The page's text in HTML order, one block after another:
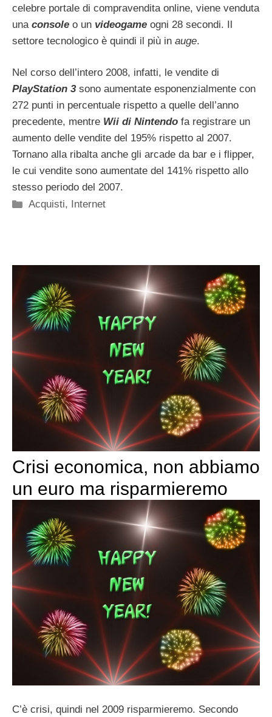
celebre portale di compravendita online, viene venduta
una console o un videogame ogni 28 secondi. Il
settore tecnologico è quindi il più in auge.
Nel corso dell’intero 2008, infatti, le vendite di
PlayStation 3sono aumentate esponenzialmente con
272 punti in percentuale rispetto a quelle dell’anno
precedente, mentre Wii di Nintendo fa registrare un
aumento delle vendite del 195% rispetto al 2007.
Tornano alla ribalta anche gli arcade da bar e i flipper,
le cui vendite sono aumentate del 141% rispetto allo
stesso periodo del 2007.
Categorie
Acquisti, Internet
Crisi economica, non abbiamo
un euro ma risparmieremo
C’è crisi, quindi nel 2009 risparmieremo. Secondo